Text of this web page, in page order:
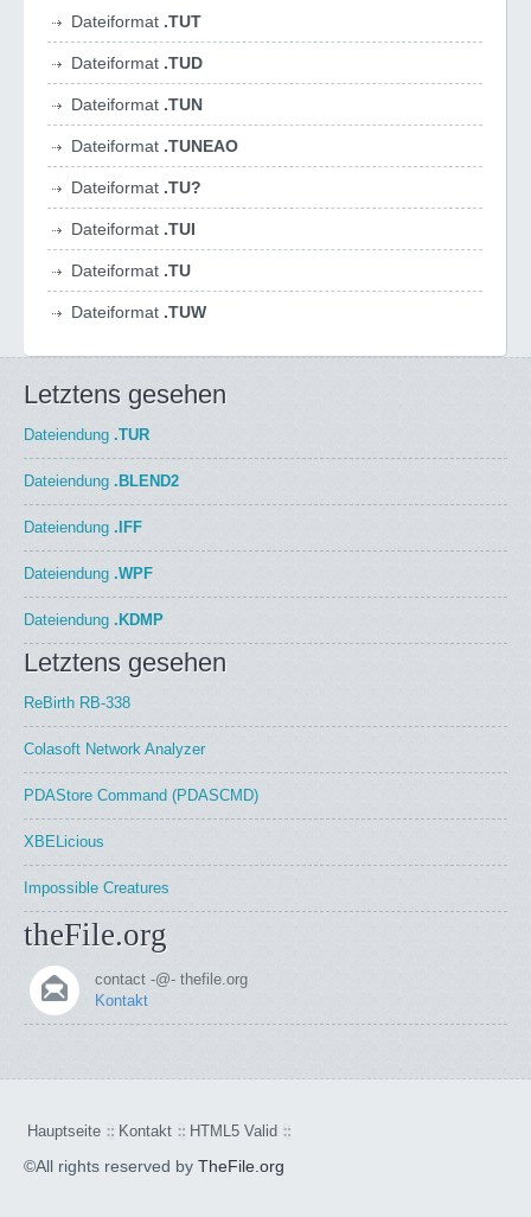
Dateiformat .TUT
Dateiformat .TUD
Dateiformat .TUN
Dateiformat .TUNEAO
Dateiformat .TU?
Dateiformat .TUI
Dateiformat .TU
Dateiformat .TUW
Letztens gesehen
Dateiendung .TUR
Dateiendung .BLEND2
Dateiendung .IFF
Dateiendung .WPF
Dateiendung .KDMP
Letztens gesehen
ReBirth RB-338
Colasoft Network Analyzer
PDAStore Command (PDASCMD)
XBELicious
Impossible Creatures
theFile.org
contact -@- thefile.org
Kontakt
Hauptseite Kontakt HTML5 Valid
©All rights reserved by TheFile.org